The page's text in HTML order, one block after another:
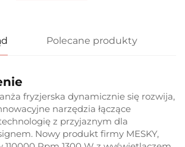
Polecane produkty
fryzjerska dynamicznie się rozwija,
narzędzia łączące
z przyjaznym dla
Nowy produkt firmy MESKY,